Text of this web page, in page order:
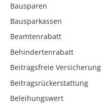
Bausparen
Bausparkassen
Beamtenrabatt
Behindertenrabatt
Beitragsfreie Versicherung
Beitragsrückerstattung
Beleihungswert